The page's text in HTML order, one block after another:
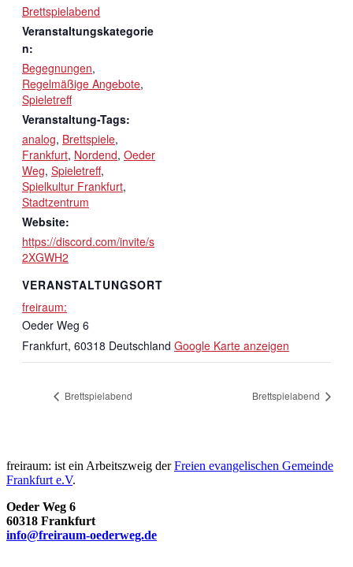
Brettspielabend
Veranstaltungskategorie
n:
Begegnungen,
Regelmäßige Angebote,
Spieletreff
Veranstaltung-Tags:
analog, Brettspiele,
Frankfurt, Nordend, Oeder
Weg, Spieletreff,
Spielkultur Frankfurt,
Stadtzentrum
Website:
https://discord.com/invite/s
2XGWH2
VERANSTALTUNGSORT
freiraum:
Oeder Weg 6
Frankfurt, 60318 Deutschland Google Karte anzeigen
Brettspielabend Brettspielabend
freiraum: ist ein Arbeitszweig derFreien evangelischen Gemeinde
Frankfurt e.V.
Oeder Weg 6
60318 Frankfurt
info@freiraum-oederweg.de